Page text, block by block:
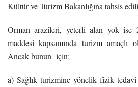
Kültür ve Turizm Bakanlığına tahsis
Orman arazileri, yeterli alan yok ise
maddesi kapsamında turizm amaçlı
Ancak bunun için;
a) Sağlık turizmine yönelik fizik